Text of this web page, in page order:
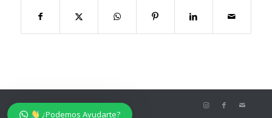
© Belmonte Crespo Abogados
¿Podemos Ayudarte?